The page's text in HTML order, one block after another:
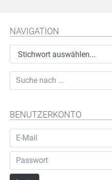
NAVIGATION
BENUTZERKONTO